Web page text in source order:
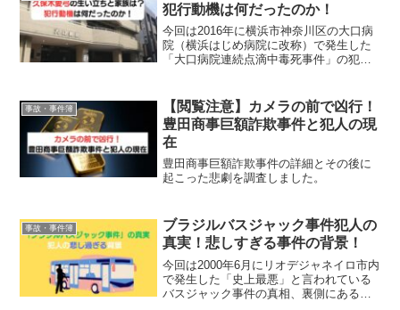
犯行動機は何だったのか！
今回は2016年に横浜市神奈川区の大口病
院（横浜はじめ病院に改称）で発生した
「大口病院連続点滴中毒死事件」の犯
した。
事故・事件簿
【閲覧注意】カメラの前で凶行！
豊田商事巨額詐欺事件と犯人の現
在
豊田商事巨額詐欺事件の詳細とその後に
起こった悲劇を調査しました。
事故・事件簿
ブラジルバスジャック事件犯人の
真実！悲しすぎる事件の背景！
今回は2000年6月にリオデジャネイロ市内
で発生した「史上最悪」と言われている
バスジャック事件の真相、裏側にある悲